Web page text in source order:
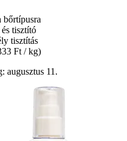
bőrtípusra
tisztító
tisztítás
Ft / kg)
augusztus 11.